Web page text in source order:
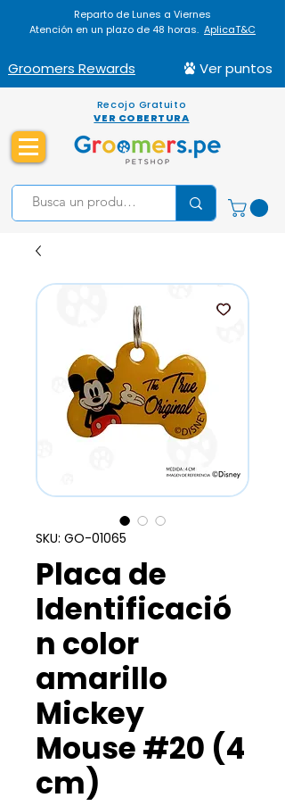
Reparto de Lunes a Viernes
Atención en un plazo de 48 horas. AplicaT&C
Groomers Rewards Ver puntos
Recojo Gratuito
VER COBERTURA
SKU: GO-01065
Placa de
Identificació
n color
amarillo
Mickey
Mouse #20 (4
cm)